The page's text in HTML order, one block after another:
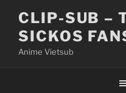
content
CLIP-SUB –
SICKOS
Anime Vietsub